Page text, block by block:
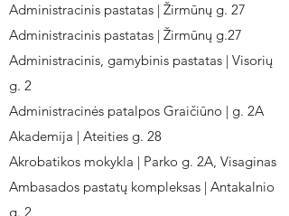
Administracinis pastatas | Žirmūnų g. 27
Administracinis pastatas | Žirmūnų g.27
Administracinis, gamybinis pastatas | Visorių
g. 2
Administracinės patalpos Graičiūno | g. 2A
Akademija | Ateities g. 28
Akrobatikos mokykla | Parko g. 2A, Visaginas
Ambasados pastatų kompleksas | Antakalnio
g. 2